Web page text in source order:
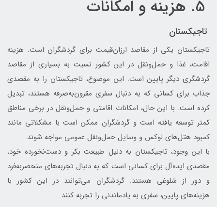
تاجیکستان
تاجیکستان یکی از مقاصد ارزان‌قیمت برای گردشگران است. هزینه
اقامت، غذا و حمل‌ونقل در این کشور نسبت به بسیاری از مقاصد
گردشگری دیگر پایین است. این موضوع، تاجیکستان را به مقصدی
جذاب برای کسانی که به دنبال سفری مقرون‌به‌صرفه هستند، تبدیل
کرده است. با این حال، امکانات اقامتی و حمل‌ونقل در برخی مناطق
کمتر توسعه یافته است و گردشگران ممکن است با مشکلاتی مانند
کمبود هتل‌های لوکس و وسایل حمل‌ونقل عمومی مواجه شوند.
با این وجود، تاجیکستان به دلیل طبیعت بکر و دست‌نخورده خود،
مقصدی ایده‌آل برای کسانی است که به دنبال تجربه‌های منحصربه‌فرد
و دور از شلوغی هستند. گردشگران می‌توانند در این کشور با
هزینه‌های پایین، سفری به یادماندنی را تجربه کنند.